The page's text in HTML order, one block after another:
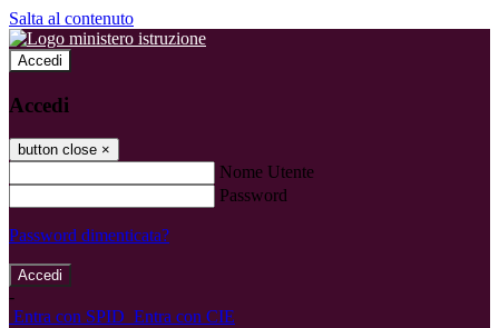
Salta al contenuto
Accedi
Accedi
button close ×
Nome Utente
Password
Password dimenticata?
-
Entra con SPID Entra con CIE